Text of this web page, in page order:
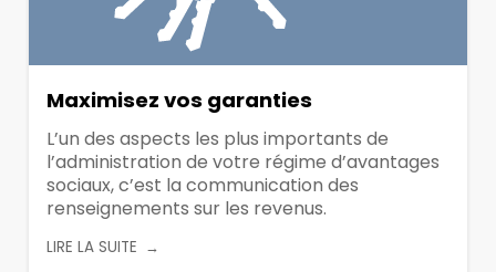
Maximisez vos garanties
L’un des aspects les plus importants de
l’administration de votre régime d’avantages
sociaux, c’est la communication des
renseignements sur les revenus.
LIRE LA SUITE